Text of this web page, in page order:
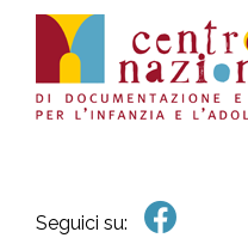
Seguici su: